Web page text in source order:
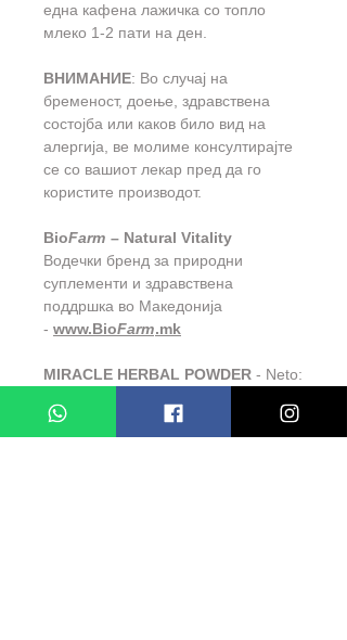
една кафена лажичка со топло
млеко 1-2 пати на ден.
ВНИМАНИЕ: Во случај на
бременост, доење, здравствена
состојба или каков било вид на
алергија, ве молиме консултирајте
се со вашиот лекар пред да го
користите производот.
BioFarm – Natural Vitality
Водечки бренд за природни
суплементи и здравствена
поддршка во Македонија
- www.BioFarm.mk
MIRACLE HERBAL POWDER - Neto: